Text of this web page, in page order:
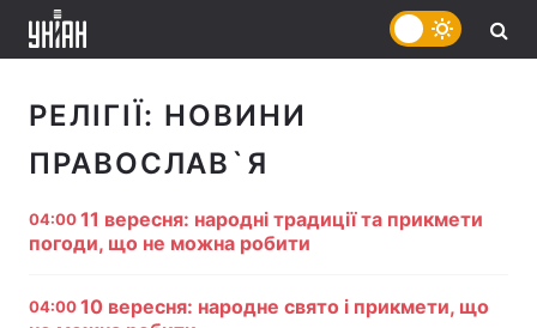
РЕЛІГІЇ: НОВИНИ
ПРАВОСЛАВ`Я
04:0011 вересня: народні традиції та прикмети
погоди, що не можна робити
04:0010 вересня: народне свято і прикмети, що